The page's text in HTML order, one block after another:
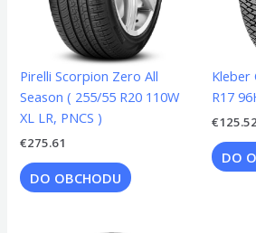
Pirelli Scorpion Zero All
Season ( 255/55 R20 110W
XL LR, PNCS )
€275.61
DO OBCHODU
Kleber
R17
€125.52
DO